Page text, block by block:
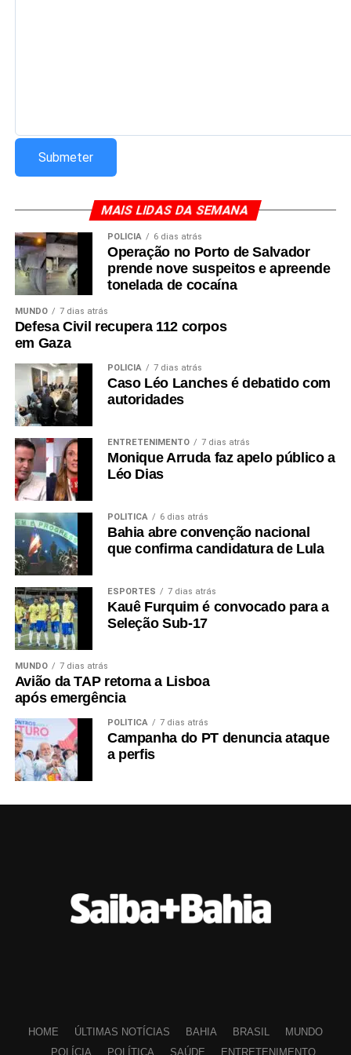
MAIS LIDAS DA SEMANA
POLÍCIA 6 dias atrás
Operação no Porto de Salvador
prende nove suspeitos e apreende
tonelada de cocaína
MUNDO 7 dias atrás
Defesa Civil recupera 112 corpos
em Gaza
POLÍCIA 7 dias atrás
Caso Léo Lanches é debatido com
autoridades
ENTRETENIMENTO 7 dias atrás
Monique Arruda faz apelo público a
Léo Dias
POLÍTICA 6 dias atrás
Bahia abre convenção nacional
que confirma candidatura de Lula
ESPORTES 7 dias atrás
Kauê Furquim é convocado para a
Seleção Sub-17
MUNDO 7 dias atrás
Avião da TAP retorna a Lisboa
após emergência
POLÍTICA 7 dias atrás
Campanha do PT denuncia ataque
a perfis
HOME ÚLTIMAS NOTÍCIAS BAHIA BRASIL
MUNDO
POLÍCIA
POLÍTICA SAÚDE ENTRETENIMENTO